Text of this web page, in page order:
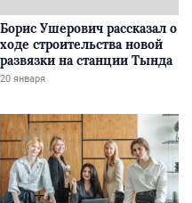
Борис Ушерович рассказал о
ходе строительства новой
развязки на станции Тында
20 января